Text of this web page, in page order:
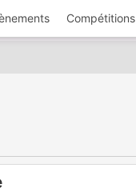
Compétitions